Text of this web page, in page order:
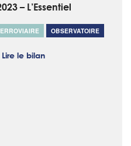
– L’Essentiel
OBSERVATOIRE
Lire le bilan